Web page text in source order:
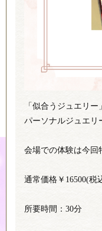
「似合うジュエリー
パーソナルジュエリ
会場での体験は今回
通常価格￥16500(
所要時間：30分